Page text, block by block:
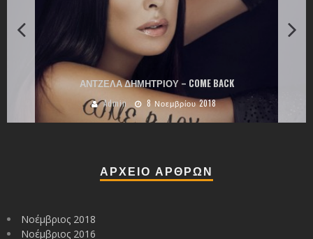
ΑΝΤΖΕΛΑ ΔΗΜΗΤΡΙΟΥ – COME BACK
Admin 8 Νοεμβρίου 2018
ΑΡΧΕΙΟ ΑΡΘΡΩΝ
Νοέμβριος 2018
Νοέμβριος 2016